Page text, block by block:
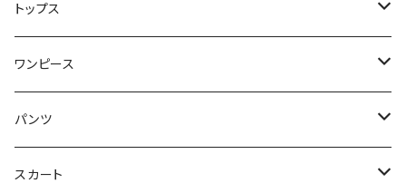
トップス
Tシャツ/カットソー
タンクトップ/キャミソール
シャツ/ブラウス
ワンピース
ミニ/ショート
ミディアム/ミモレ
パンツ
ショート丈
スカート